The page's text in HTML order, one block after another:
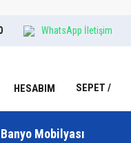
WhatsApp İletişim
HESABIM SEPET
Banyo Mobilyası